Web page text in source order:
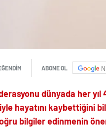
ABONE OL
dünyada her
hayatını kaybettiğini
bilgiler edinmenin